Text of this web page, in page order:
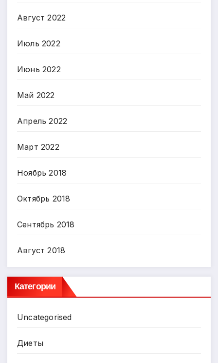
Август 2022
Июль 2022
Июнь 2022
Май 2022
Апрель 2022
Март 2022
Ноябрь 2018
Октябрь 2018
Сентябрь 2018
Август 2018
Категории
Uncategorised
Диеты